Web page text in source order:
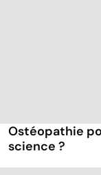
Ostéopathie
science ?